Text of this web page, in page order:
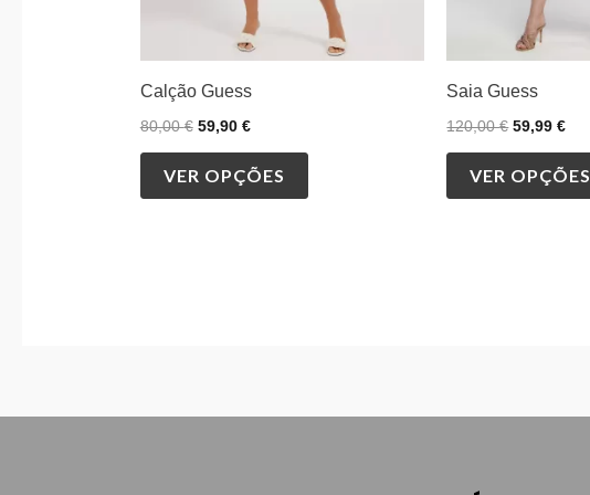
Calção Guess
80,00€ 59,90 €
VER OPÇÕES
on
the
Saia Guess
120,00€ 59,99€
VER OPÇÕES